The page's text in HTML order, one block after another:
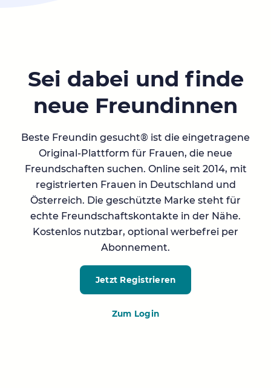
Sei dabei und finde
neue Freundinnen
Beste Freundin gesucht® ist die eingetragene
Original-Plattform für Frauen, die neue
Freundschaften suchen. Online seit 2014, mit
registrierten Frauen in Deutschland und
Österreich. Die geschützte Marke steht für
echte Freundschaftskontakte in der Nähe.
Kostenlos nutzbar, optional werbefrei per
Abonnement.
Jetzt Registrieren
Zum Login